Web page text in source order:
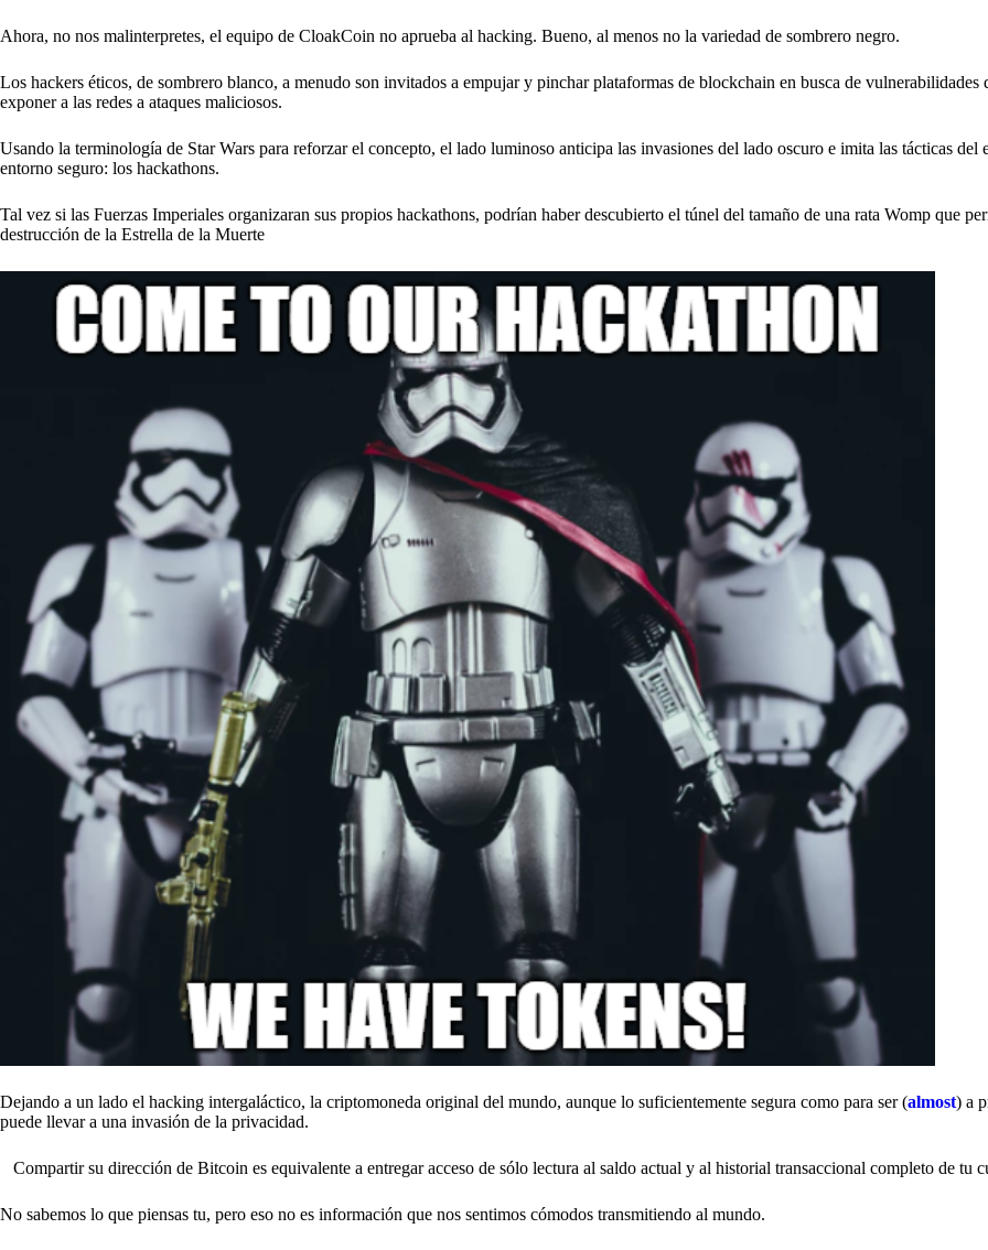
Ahora, no nos malinterpretes, el equipo de CloakCoin no aprueba al hacking. Bueno, al menos no la variedad de sombrero negro.
Los hackers éticos, de sombrero blanco, a menudo son invitados a empujar y pinchar plataformas de blockchain en busca de vulnerabilidades
exponer a las redes a ataques maliciosos.
Usando la terminología de Star Wars para reforzar el concepto, el lado luminoso anticipa las invasiones del lado oscuro e imita las tácticas del
entorno seguro: los hackathons.
Tal vez si las Fuerzas Imperiales organizaran sus propios hackathons, podrían haber descubierto el túnel del tamaño de una rata Womp que
destrucción de la Estrella de la Muerte
Dejando a un lado el hacking intergaláctico, la criptomoneda original del mundo, aunque lo suficientemente segura como para ser (almost) a
puede llevar a una invasión de la privacidad.
Compartir su dirección de Bitcoin es equivalente a entregar acceso de sólo lectura al saldo actual y al historial transaccional completo de tu
No sabemos lo que piensas tu, pero eso no es información que nos sentimos cómodos transmitiendo al mundo.